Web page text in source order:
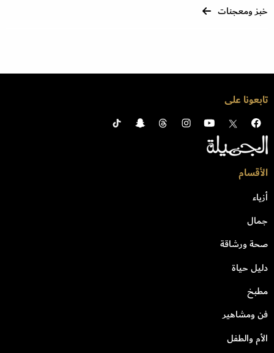
خبز ومعجنات
تابعونا على
الأقسام
أزياء
جمال
صحة ورشاقة
دليل حياة
مطبخ
فن ومشاهير
الأم والطفل